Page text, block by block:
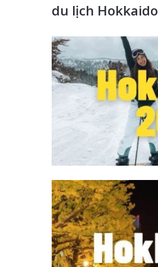
du lịch Hokkaido